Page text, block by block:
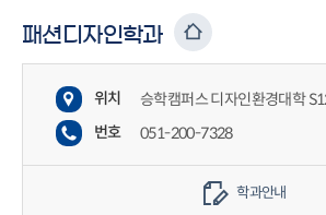
패션디자인학과
위치
승학캠퍼스 디자인환경대학
번호
051-200-7328
학과안내